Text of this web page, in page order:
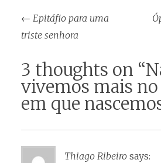
Post
navigation
← Epitáfio para uma
triste senhora
3 thoughts on “
vivemos mais
em que
Thiago Ribeiro says: